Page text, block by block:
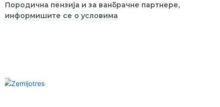
Породична пензија и за ванбрачне партнере,
информишите се о условима